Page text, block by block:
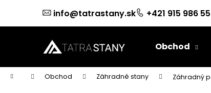
info@tatrastany.sk +421 915 986
Obchod
Domov Obchod Záhradné stany Záhradný
š
Späť
obchodu
Späť
obchodu